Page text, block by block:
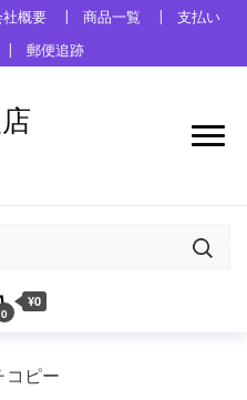
概要 商品一覧
支払い
郵便追跡
0
¥0
コピー